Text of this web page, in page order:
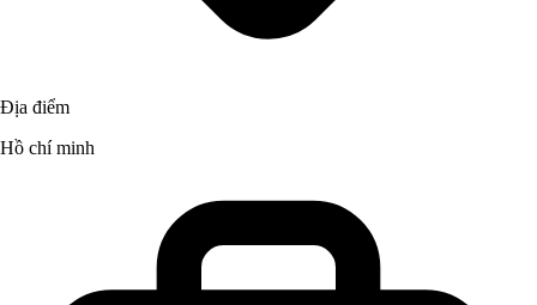
Địa điểm
Hồ chí minh